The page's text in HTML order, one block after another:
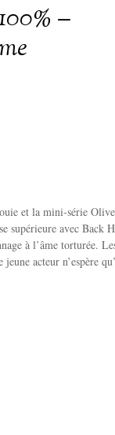
–
et la mini-série Olive
supérieure avec Back
à l’âme torturée.
acteur n’espère